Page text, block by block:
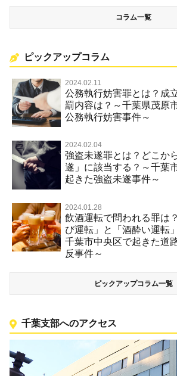
コラム一覧
ピックアップコラム
2024.02.11
公務執行妨害罪とは？成
罰内容は？～千葉県茂原
公務執行妨害事件～
2024.02.04
強盗未遂罪とは？どこか
遂」に該当する？～千葉
起きた強盗未遂事件～
2024.01.28
飲酒運転で問われる罪は
び運転」と「酒酔い運転
千葉市中央区で起きた道
反事件～
ピックアップコラム一覧
千葉支部へのアクセス